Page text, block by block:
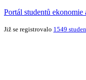
Portál studentů ekonomie
Již se registrovalo 1549